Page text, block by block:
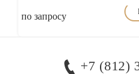
по запросу
+7 (812)